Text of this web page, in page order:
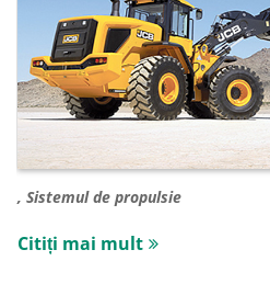
, Sistemul de propulsie
Citiți mai mult